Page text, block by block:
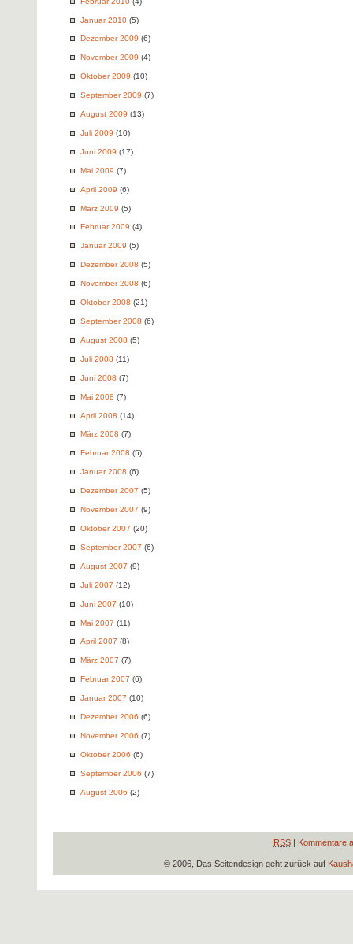
Januar 2010 (5)
Dezember 2009 (6)
November 2009 (4)
Oktober 2009 (10)
September 2009 (7)
August 2009 (13)
Juli 2009 (10)
Juni 2009 (17)
Mai 2009 (7)
April 2009 (6)
März 2009 (5)
Februar 2009 (4)
Januar 2009 (5)
Dezember 2008 (5)
November 2008 (6)
Oktober 2008 (21)
September 2008 (6)
August 2008 (5)
Juli 2008 (11)
Juni 2008 (7)
Mai 2008 (7)
April 2008 (14)
März 2008 (7)
Februar 2008 (5)
Januar 2008 (6)
Dezember 2007 (5)
November 2007 (9)
Oktober 2007 (20)
September 2007 (6)
August 2007 (9)
Juli 2007 (12)
Juni 2007 (10)
Mai 2007 (11)
April 2007 (8)
März 2007 (7)
Februar 2007 (6)
Januar 2007 (10)
Dezember 2006 (6)
November 2006 (7)
Oktober 2006 (6)
September 2006 (7)
August 2006 (2)
RSS| Kommentare
© 2006, Das Seitendesign geht zurück auf